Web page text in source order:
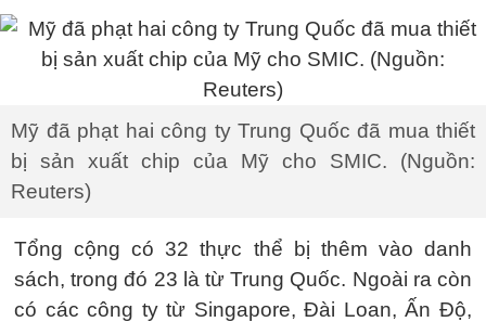
Mỹ đã phạt hai công ty Trung Quốc đã mua thiết
bị sản xuất chip của Mỹ cho SMIC. (Nguồn:
Reuters)
Tổng cộng có 32 thực thể bị thêm vào danh
sách, trong đó 23 là từ Trung Quốc. Ngoài ra còn
có các công ty từ Singapore, Đài Loan, Ấn Độ,